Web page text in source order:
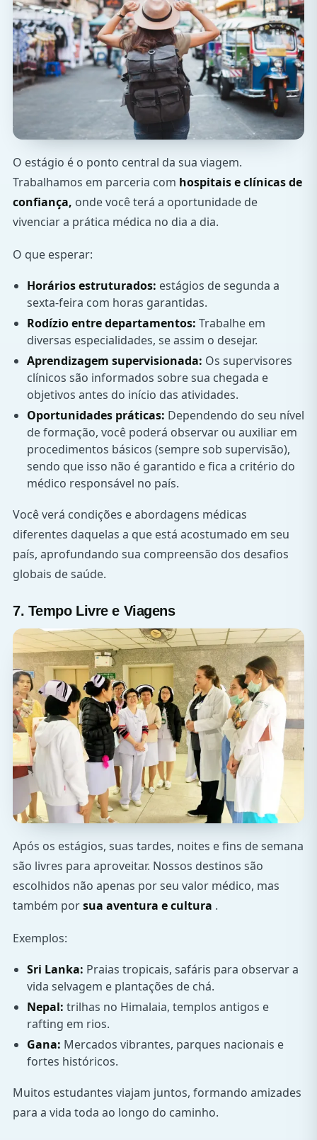
O estágio é o ponto central da sua viagem.
Trabalhamos em parceria com hospitais e clínicas de
confiança, onde você terá a oportunidade de
vivenciar a prática médica no dia a dia.
O que esperar:
Horários estruturados: estágios de segunda a
sexta-feira com horas garantidas.
Rodízio entre departamentos: Trabalhe em
diversas especialidades, se assim o desejar.
Aprendizagem supervisionada: Os supervisores
clínicos são informados sobre sua chegada e
objetivos antes do início das atividades.
Oportunidades práticas: Dependendo do seu nível
de formação, você poderá observar ou auxiliar em
procedimentos básicos (sempre sob supervisão),
sendo que isso não é garantido e fica a critério do
médico responsável no país.
Você verá condições e abordagens médicas
diferentes daquelas a que está acostumado em seu
país, aprofundando sua compreensão dos desafios
globais de saúde.
7. Tempo Livre e Viagens
Após os estágios, suas tardes, noites e fins de semana
são livres para aproveitar. Nossos destinos são
escolhidos não apenas por seu valor médico, mas
também porsua aventura e cultura .
Exemplos:
Sri Lanka: Praias tropicais, safáris para observar a
vida selvagem e plantações de chá.
Nepal: trilhas no Himalaia, templos antigos e
rafting em rios.
Gana: Mercados vibrantes, parques nacionais e
fortes históricos.
Muitos estudantes viajam juntos, formando amizades
para a vida toda ao longo do caminho.